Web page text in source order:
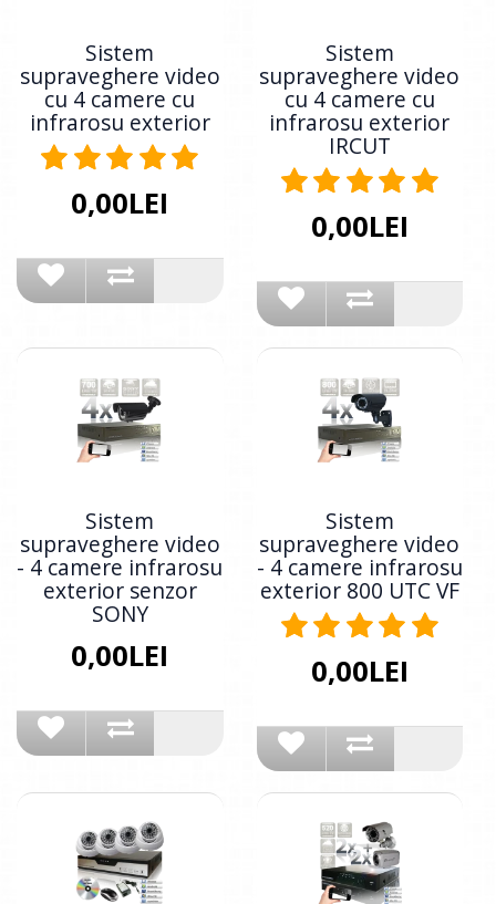
Sistem
supraveghere video
cu 4 camere cu
infrarosu exterior
0,00LEI
Sistem
supraveghere video
cu 4 camere cu
infrarosu exterior
IRCUT
0,00LEI
Sistem
supraveghere video
- 4 camere infrarosu
exterior senzor
SONY
0,00LEI
Sistem
supraveghere video
- 4 camere infrarosu
exterior 800 UTC VF
0,00LEI